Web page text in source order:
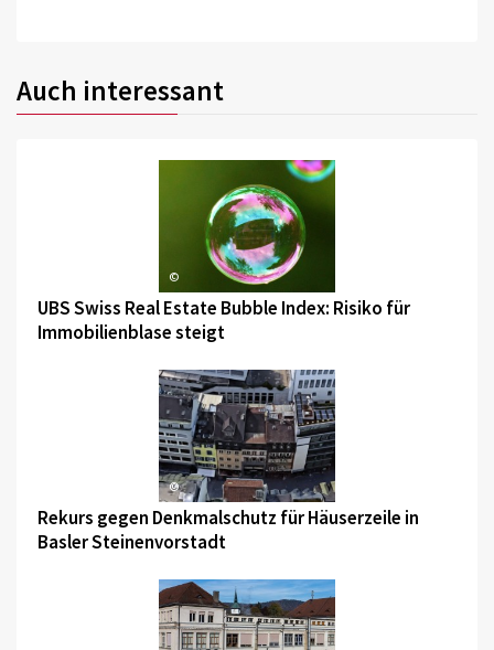
Auch interessant
©
UBS Swiss Real Estate Bubble Index: Risiko für
Immobilienblase steigt
©
Rekurs gegen Denkmalschutz für Häuserzeile in
Basler Steinenvorstadt